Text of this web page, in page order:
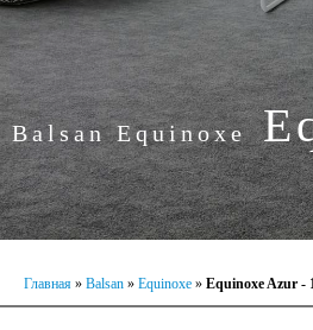
Balsan Equinoxe
Главная » Balsan » Equinoxe » Equinoxe Azur -